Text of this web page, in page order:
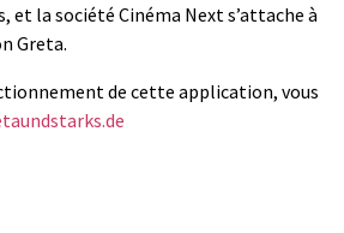
et la société Cinéma Next s’attache à
Greta.
de cette application, vous